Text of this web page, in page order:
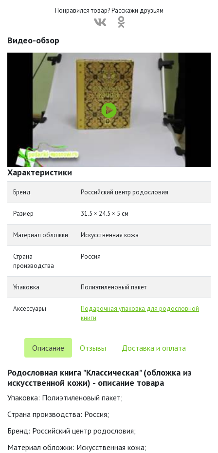
Понравился товар? Расскажи друзьям
Видео-обзор
Характеристики
Бренд Российский центр родословия
Размер 31.5 × 24.5 × 5 см
Материал обложки Искусственная кожа
Страна
производства
Россия
Упаковка Полиэтиленовый пакет
Аксессуары
Подарочная упаковка для родословной
книги
Описание Отзывы Доставка и оплата
Родословная книга "Классическая" (обложка из
искусственной кожи) - описание товара
Упаковка: Полиэтиленовый пакет;
Страна производства: Россия;
Бренд: Российский центр родословия;
Материал обложки: Искусственная кожа;